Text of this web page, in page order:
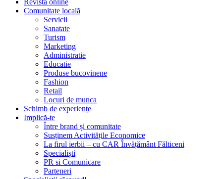
Revista online
Comunitate locală
Servicii
Sanatate
Turism
Marketing
Administratie
Educatie
Produse bucovinene
Fashion
Retail
Locuri de munca
Schimb de experiențe
Implică-te
Între brand și comunitate
Susținem Activitățile Economice
La firul ierbii – cu CAR Învățământ Fălticeni
Specialiști
PR si Comunicare
Parteneri